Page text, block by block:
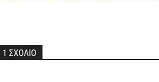
1 ΣΧΟΛΙΟ